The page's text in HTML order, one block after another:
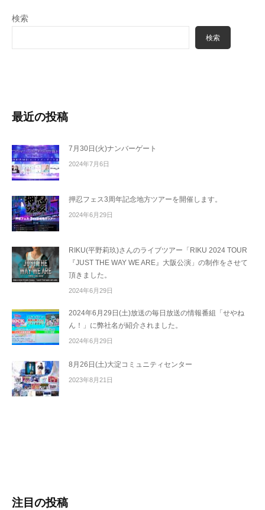
検索
検索
最近の投稿
7月30日(火)ナンバーゲート
2024年7月6日
押忍フェス3周年記念地方ツアーを開催します。
2024年6月29日
RIKU(平野莉玖)さんのライブツアー「RIKU 2024 TOUR
『JUST THE WAY WE ARE』大阪公演」の制作をさせて
頂きました。
2024年6月29日
2024年6月29日(土)放送の毎日放送の情報番組「せやね
ん！」に弊社名が紹介されました。
2024年6月29日
8月26日(土)大淀コミュニティセンター
2023年8月21日
注目の投稿